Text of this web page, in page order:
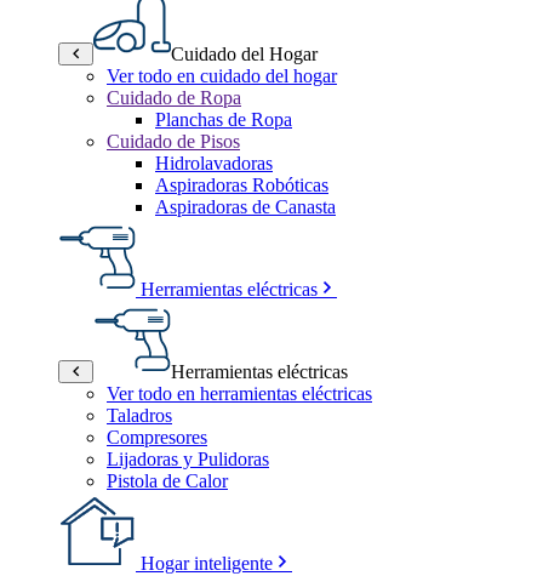
Cuidado del Hogar
Ver todo en cuidado del hogar
Cuidado de Ropa
Planchas de Ropa
Cuidado de Pisos
Hidrolavadoras
Aspiradoras Robóticas
Aspiradoras de Canasta
Herramientas eléctricas
Herramientas eléctricas
Ver todo en herramientas eléctricas
Taladros
Compresores
Lijadoras y Pulidoras
Pistola de Calor
Hogar inteligente